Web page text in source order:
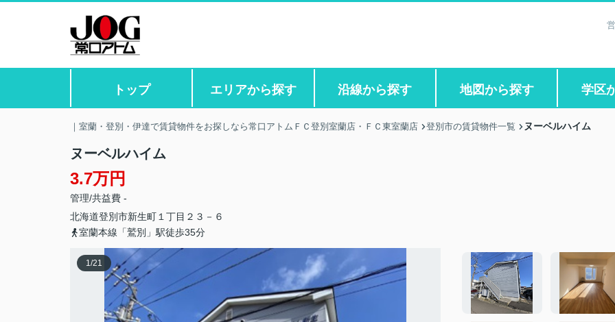
トップ エリアから探す 沿線から探す 地図から探す 学区
｜室蘭・登別・伊達で賃貸物件をお探しなら常口アトムＦＣ登別室蘭店・ＦＣ東室蘭店 登別市の賃貸物件一覧 ヌーベルハイム
ヌーベルハイム
3.7万円
管理/共益費 -
北海道登別市新生町 １丁目２３－６
室蘭本線「鷲別」駅徒歩35分
1/21